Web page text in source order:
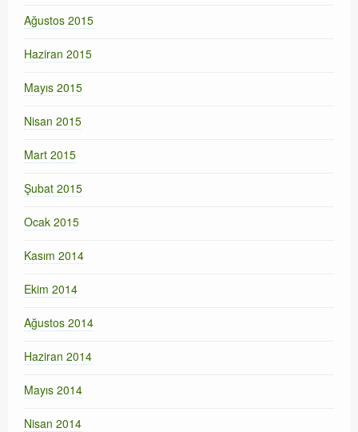
Ağustos 2015
Haziran 2015
Mayıs 2015
Nisan 2015
Mart 2015
Şubat 2015
Ocak 2015
Kasım 2014
Ekim 2014
Ağustos 2014
Haziran 2014
Mayıs 2014
Nisan 2014